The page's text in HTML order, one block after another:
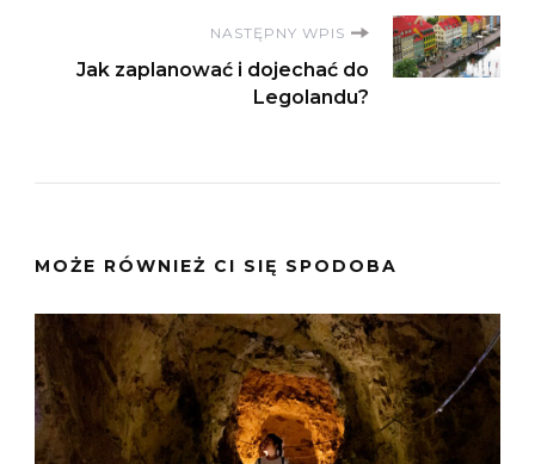
NASTĘPNY WPIS
Jak zaplanować i dojechać do
Legolandu?
MOŻE RÓWNIEŻ CI SIĘ SPODOBA